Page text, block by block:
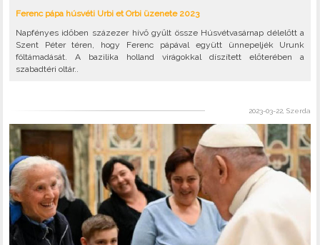
Ferenc pápa húsvéti Urbi et Orbi üzenete 2023
Napfényes időben százezer hívő gyűlt össze Húsvétvasárnap délelőtt a
Szent Péter téren, hogy Ferenc pápával együtt ünnepeljék Urunk
föltámadását. A bazilika holland virágokkal díszített előterében a
szabadtéri oltár..
2023-03-22, Szerda